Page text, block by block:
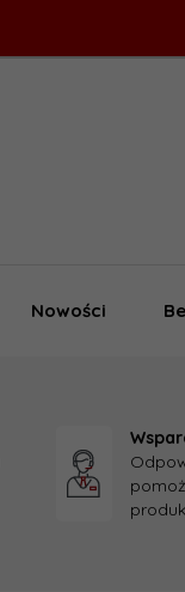
Nowości